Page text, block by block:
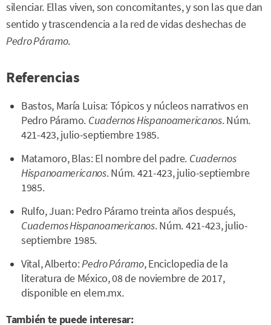
silenciar. Ellas viven, son concomitantes, y son las que dan
sentido y trascendencia a la red de vidas deshechas de
Pedro Páramo.
Referencias
Bastos, María Luisa: Tópicos y núcleos narrativos en
Pedro Páramo. Cuadernos Hispanoamericanos. Núm.
421-423, julio-septiembre 1985.
Matamoro, Blas: El nombre del padre. Cuadernos
Hispanoamericanos. Núm. 421-423, julio-septiembre
1985.
Rulfo, Juan: Pedro Páramo treinta años después,
Cuadernos Hispanoamericanos. Núm. 421-423, julio-
septiembre 1985.
Vital, Alberto:Pedro Páramo, Enciclopedia de la
literatura de México, 08 de noviembre de 2017,
disponible en elem.mx.
También te puede interesar: